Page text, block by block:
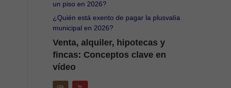
un piso en 2026?
¿Quién está exento de pagar la plusvalía
municipal en 2026?
Venta, alquiler, hipotecas y
fincas: Conceptos clave en
vídeo